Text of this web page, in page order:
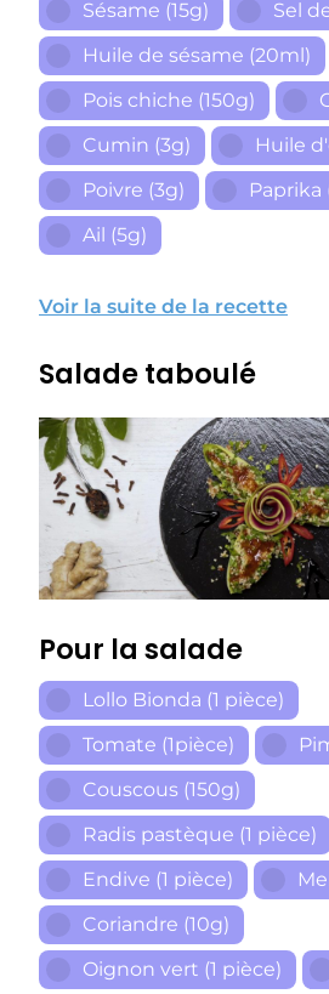
Sésame (15g)
Sel
Huile de sésame (20ml)
Pois chiche (150g)
Cumin (3g)
Huile
Poivre (3g)
Paprika
Ail (5g)
Voir la suite de la recette
Salade taboulé
Pour la salade
Lollo Bionda (1 pièce)
Tomate (1pièce)
Couscous (150g)
Radis pastèque (1 pièce)
Endive (1 pièce)
Coriandre (10g)
Oignon vert (1 pièce)